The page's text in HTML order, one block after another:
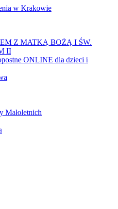
Z MATKĄ BOŻĄ I ŚW.
II
ONLINE dla dzieci i
Małoletnich